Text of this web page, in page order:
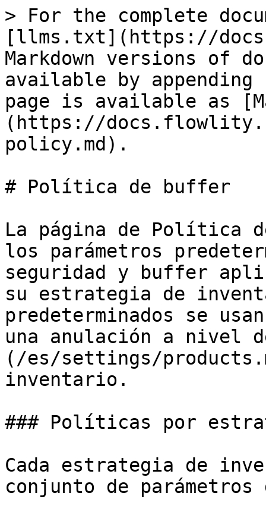
> For the complete
[llms.txt](https://
Markdown versions of
available by
page is available as
(https://
policy.md).
# Política de buffer
La página de Política
los parámetros
seguridad y buffer
su estrategia de
predeterminados se
una anulación a nivel
(/es/settings/
inventario.
### Políticas por
Cada estrategia de
conjunto de